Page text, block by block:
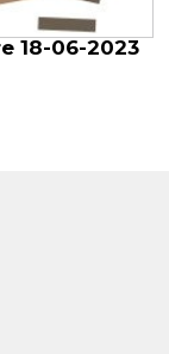
18-06-2023